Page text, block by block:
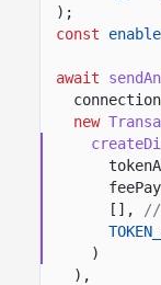
);
const
await
new
[],
//
)
),